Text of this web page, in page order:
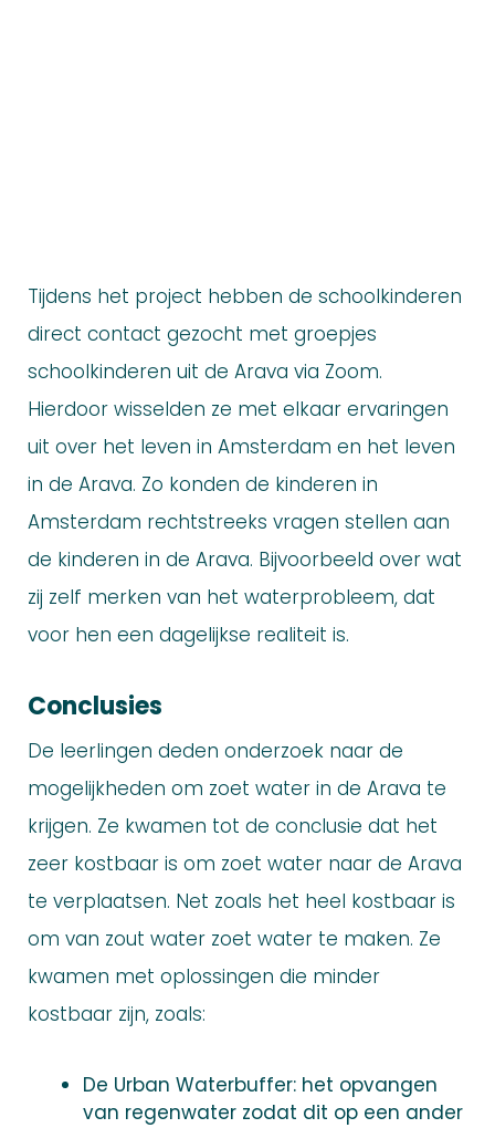
Tijdens het project hebben de schoolkinderen
direct contact gezocht met groepjes
schoolkinderen uit de Arava via Zoom.
Hierdoor wisselden ze met elkaar ervaringen
uit over het leven in Amsterdam en het leven
in de Arava. Zo konden de kinderen in
Amsterdam rechtstreeks vragen stellen aan
de kinderen in de Arava. Bijvoorbeeld over wat
zij zelf merken van het waterprobleem, dat
voor hen een dagelijkse realiteit is.
Conclusies
De leerlingen deden onderzoek naar de
mogelijkheden om zoet water in de Arava te
krijgen. Ze kwamen tot de conclusie dat het
zeer kostbaar is om zoet water naar de Arava
te verplaatsen. Net zoals het heel kostbaar is
om van zout water zoet water te maken. Ze
kwamen met oplossingen die minder
kostbaar zijn, zoals:
De Urban Waterbuffer: het opvangen
van regenwater zodat dit op een ander